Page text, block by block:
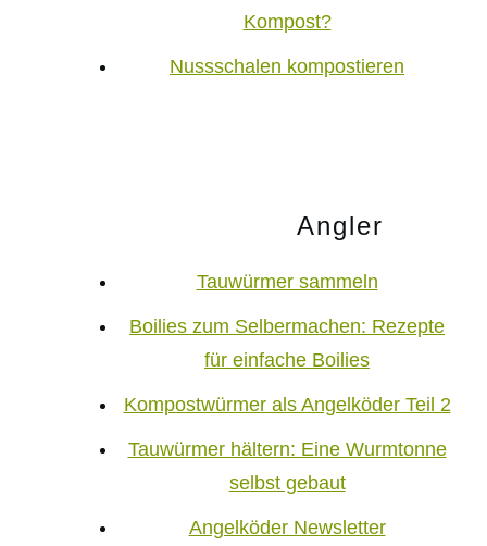
Kompost?
Nussschalen kompostieren
Angler
Tauwürmer sammeln
Boilies zum Selbermachen: Rezepte
für einfache Boilies
Kompostwürmer als Angelköder Teil 2
Tauwürmer hältern: Eine Wurmtonne
selbst gebaut
Angelköder Newsletter